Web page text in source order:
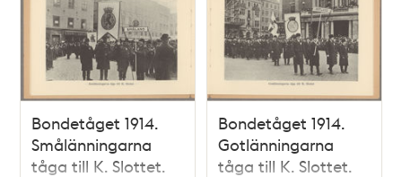
Bondetåget 1914.
Smålänningarna
tåga till K. Slottet.
Bondetåget 1914.
Gotlänningarna
tåga till K. Slottet.